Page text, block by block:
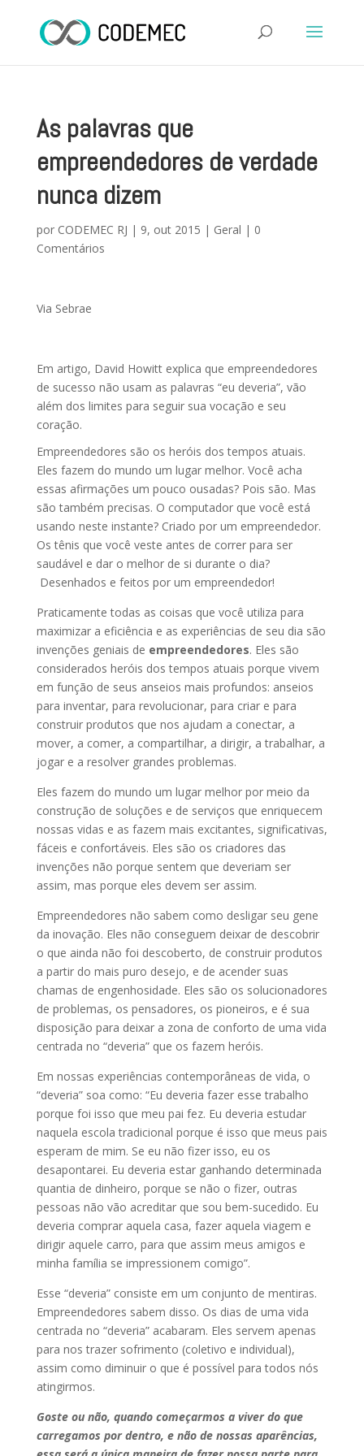
As palavras que
empreendedores de verdade
nunca dizem
por CODEMEC RJ | 9, out 2015 | Geral | 0
Comentários
Via Sebrae
Em artigo, David Howitt explica que empreendedores
de sucesso não usam as palavras “eu deveria”, vão
além dos limites para seguir sua vocação e seu
coração.
Empreendedores são os heróis dos tempos atuais.
Eles fazem do mundo um lugar melhor. Você acha
essas afirmações um pouco ousadas? Pois são. Mas
são também precisas. O computador que você está
usando neste instante? Criado por um empreendedor.
Os tênis que você veste antes de correr para ser
saudável e dar o melhor de si durante o dia?
Desenhados e feitos por um empreendedor!
Praticamente todas as coisas que você utiliza para
maximizar a eficiência e as experiências de seu dia são
invenções geniais de empreendedores. Eles são
considerados heróis dos tempos atuais porque vivem
em função de seus anseios mais profundos: anseios
para inventar, para revolucionar, para criar e para
construir produtos que nos ajudam a conectar, a
mover, a comer, a compartilhar, a dirigir, a trabalhar, a
jogar e a resolver grandes problemas.
Eles fazem do mundo um lugar melhor por meio da
construção de soluções e de serviços que enriquecem
nossas vidas e as fazem mais excitantes, significativas,
fáceis e confortáveis. Eles são os criadores das
invenções não porque sentem que deveriam ser
assim, mas porque eles devem ser assim.
Empreendedores não sabem como desligar seu gene
da inovação. Eles não conseguem deixar de descobrir
o que ainda não foi descoberto, de construir produtos
a partir do mais puro desejo, e de acender suas
chamas de engenhosidade. Eles são os solucionadores
de problemas, os pensadores, os pioneiros, e é sua
disposição para deixar a zona de conforto de uma vida
centrada no “deveria” que os fazem heróis.
Em nossas experiências contemporâneas de vida, o
“deveria” soa como: “Eu deveria fazer esse trabalho
porque foi isso que meu pai fez. Eu deveria estudar
naquela escola tradicional porque é isso que meus pais
esperam de mim. Se eu não fizer isso, eu os
desapontarei. Eu deveria estar ganhando determinada
quantia de dinheiro, porque se não o fizer, outras
pessoas não vão acreditar que sou bem-sucedido. Eu
deveria comprar aquela casa, fazer aquela viagem e
dirigir aquele carro, para que assim meus amigos e
minha família se impressionem comigo”.
Esse “deveria” consiste em um conjunto de mentiras.
Empreendedores sabem disso. Os dias de uma vida
centrada no “deveria” acabaram. Eles servem apenas
para nos trazer sofrimento (coletivo e individual),
assim como diminuir o que é possível para todos nós
atingirmos.
Goste ou não, quando começarmos a viver do que
carregamos por dentro, e não de nossas aparências,